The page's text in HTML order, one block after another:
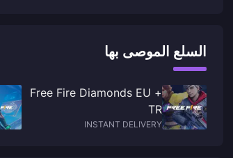
السلع الموصى بها
Free Fire Diamonds EU +
TR
INSTANT DELIVERY